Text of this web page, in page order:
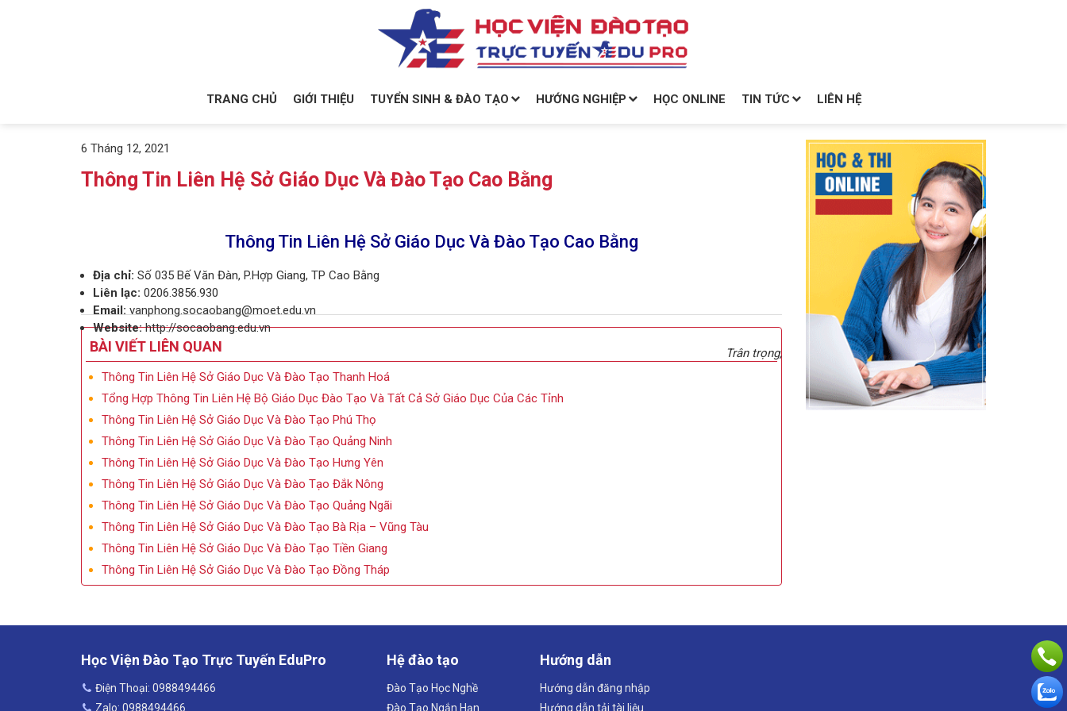
TRANG CHỦ GIỚI THIỆU TUYỂN SINH & ĐÀO TẠO HƯỚNG NGHIỆP HỌC ONLINE TIN TỨC LIÊN HỆ
6 Tháng 12, 2021
Thông Tin Liên Hệ Sở Giáo Dục Và Đào Tạo Cao Bằng
Thông Tin Liên Hệ Sở Giáo Dục Và Đào Tạo Cao Bằng
Địa chỉ: Số 035 Bế Văn Đàn, P.Hợp Giang, TP Cao Bằng
Liên lạc: 0206.3856.930
Email: vanphong.socaobang@moet.edu.vn
Website:http://socaobang.edu.vn
Trân trọng,
BÀI VIẾT LIÊN QUAN
Thông Tin Liên Hệ Sở Giáo Dục Và Đào Tạo Thanh Hoá
Tổng Hợp Thông Tin Liên Hệ Bộ Giáo Dục Đào Tạo Và Tất Cả Sở Giáo Dục Của Các Tỉnh
Thông Tin Liên Hệ Sở Giáo Dục Và Đào Tạo Phú Thọ
Thông Tin Liên Hệ Sở Giáo Dục Và Đào Tạo Quảng Ninh
Thông Tin Liên Hệ Sở Giáo Dục Và Đào Tạo Hưng Yên
Thông Tin Liên Hệ Sở Giáo Dục Và Đào Tạo Đắk Nông
Thông Tin Liên Hệ Sở Giáo Dục Và Đào Tạo Quảng Ngãi
Thông Tin Liên Hệ Sở Giáo Dục Và Đào Tạo Bà Rịa – Vũng Tàu
Thông Tin Liên Hệ Sở Giáo Dục Và Đào Tạo Tiền Giang
Thông Tin Liên Hệ Sở Giáo Dục Và Đào Tạo Đồng Tháp
Học Viện Đào Tạo Trực Tuyến EduPro
Điện Thoại: 0988494466
Zalo: 0988494466
Hệ đào tạo
Đào Tạo Học Nghề
Đào Tạo Ngắn Hạn
Hướng dẫn
Hướng dẫn đăng nhập
Hướng dẫn tải tài liệu